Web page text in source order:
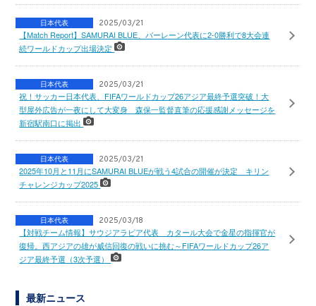
日本代表 2025/03/21
【Match Report】SAMURAI BLUE、バーレーン代表に2-0勝利で8大会連
続ワールドカップ出場決定
日本代表 2025/03/21
祝！サッカー日本代表、FIFAワールドカップ26アジア最終予選突破！大
型屋外広告が一夜にして大変身 森保一監督直筆の応援感謝メッセージを
新宿駅南口に掲出
日本代表 2025/03/21
2025年10月と11月にSAMURAI BLUEが戦う4試合の開催が決定 キリン
チャレンジカップ2025
日本代表 2025/03/18
【対戦チーム情報】サウジアラビア代表 カタール大会で金星の指揮官が
復帰。西アジアの雄が威信回復の戦いに挑む～FIFAワールドカップ26ア
ジア最終予選（3次予選）
最新ニュース